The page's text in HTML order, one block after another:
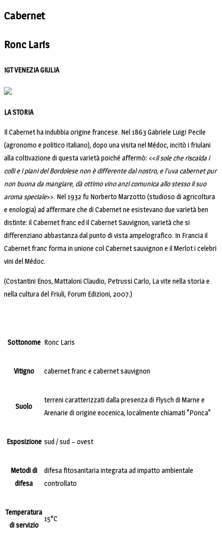
Cabernet
Ronc Laris
IGT VENEZIA GIULIA
LA STORIA
Il Cabernet ha indubbia origine francese. Nel 1863 Gabriele Luigi Pecile
(agronomo e politico italiano), dopo una visita nel Médoc, incitò i friulani
alla coltivazione di questa varietà poiché affermò: <<il sole che riscalda i
colli e i piani del Bordolese non è differente dal nostro, e l’uva cabernet pur
non buona da mangiare, dà ottimo vino anzi comunica allo stesso il suo
aroma speciale>>. Nel 1932 fu Norberto Marzotto (studioso di agricoltura
e enologia) ad affermare che di Cabernet ne esistevano due varietà ben
distinte: il Cabernet franc ed il Cabernet Sauvignon, varietà che si
differenziano abbastanza dal punto di vista ampelografico. In Francia il
Cabernet franc forma in unione col Cabernet sauvignon e il Merlot i celebri
vini del Médoc.
(Costantini Enos, Mattaloni Claudio, Petrussi Carlo, La vite nella storia e
nella cultura del Friuli, Forum Edizioni, 2007.)
Sottonome Ronc Laris
Vitigno cabernet franc e cabernet sauvignon
Suolo
terreni caratterizzati dalla presenza di Flysch di Marne e
Arenarie di origine eocenica, localmente chiamati "Ponca"
Esposizione sud / sud – ovest
Metodi di
difesa
difesa fitosanitaria integrata ad impatto ambientale
controllato
Temperatura
di servizio
15°C